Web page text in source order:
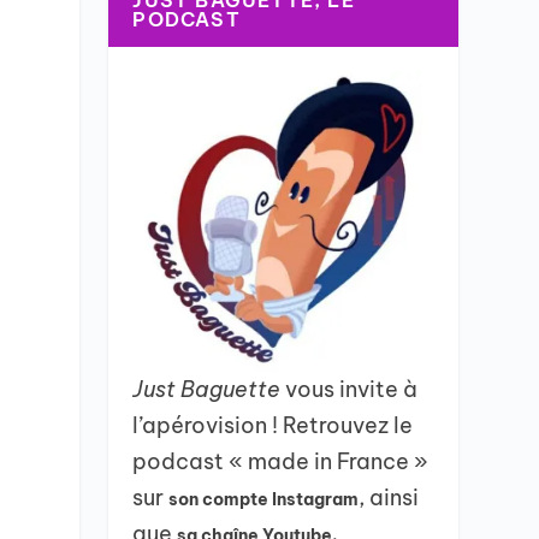
PODCAST
Just Baguettevous invite à
l’apérovision ! Retrouvez le
podcast « made in France »
surson compte Instagram, ainsi